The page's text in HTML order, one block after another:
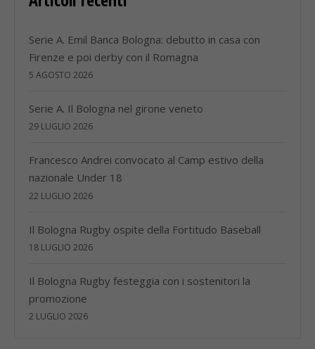
Serie A. Emil Banca Bologna: debutto in casa con
Firenze e poi derby con il Romagna
5 AGOSTO 2026
Serie A. Il Bologna nel girone veneto
29 LUGLIO 2026
Francesco Andrei convocato al Camp estivo della
nazionale Under 18
22 LUGLIO 2026
Il Bologna Rugby ospite della Fortitudo Baseball
18 LUGLIO 2026
Il Bologna Rugby festeggia con i sostenitori la
promozione
2 LUGLIO 2026